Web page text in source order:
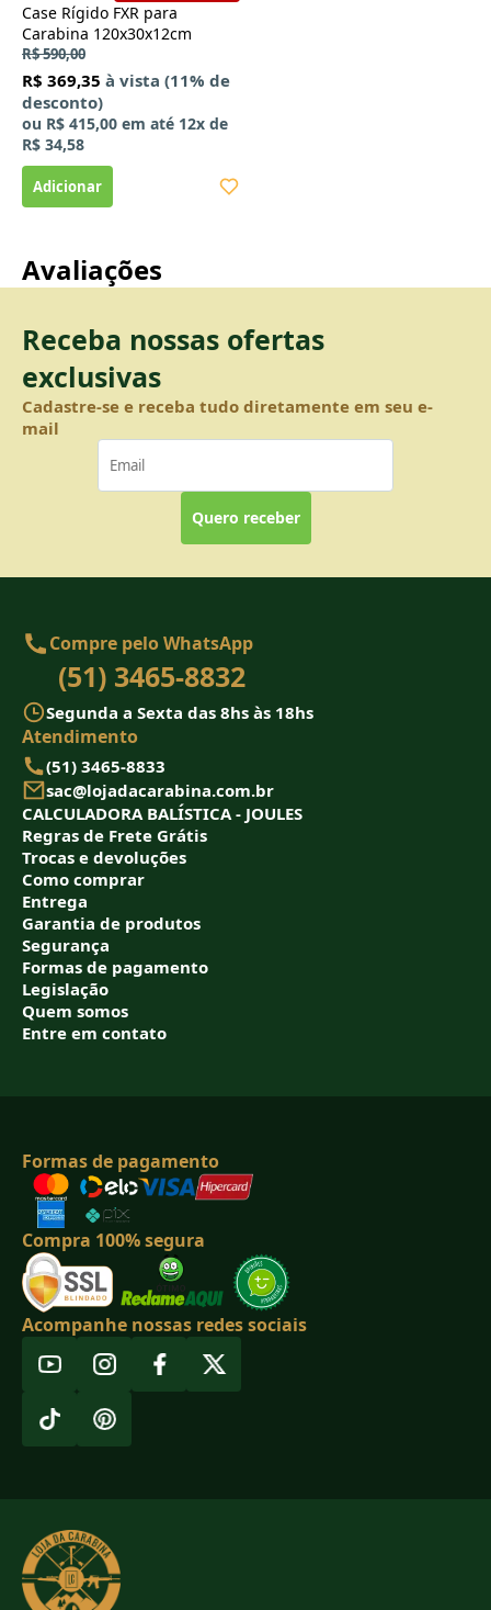
Case Rígido FXR para
Carabina 120x30x12cm
R$ 590,00
R$ 369,35 à vista (11% de
desconto)
ou R$ 415,00 em até 12x de
R$ 34,58
Avaliações
Receba nossas ofertas
exclusivas
Cadastre-se e receba tudo diretamente em seu e-
mail
Quero receber
Compre pelo WhatsApp
(51) 3465-8832
Segunda a Sexta das 8hs às 18hs
Atendimento
(51) 3465-8833
sac@lojadacarabina.com.br
CALCULADORA BALÍSTICA - JOULES
Regras de Frete Grátis
Trocas e devoluções
Como comprar
Entrega
Garantia de produtos
Segurança
Formas de pagamento
Legislação
Quem somos
Entre em contato
Formas de pagamento
Compra 100% segura
Acompanhe nossas redes sociais